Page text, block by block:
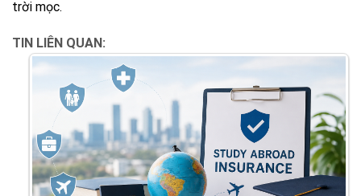
trời mọc.
TIN LIÊN QUAN: